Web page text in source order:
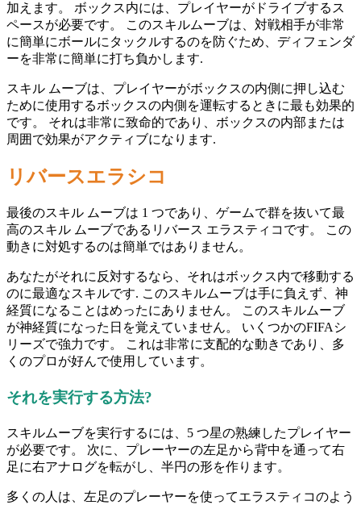
加えます。 ボックス内には、プレイヤーがドライブするス
ペースが必要です。 このスキルムーブは、対戦相手が非常
に簡単にボールにタックルするのを防ぐため、ディフェンダ
ーを非常に簡単に打ち負かします.
スキル ムーブは、プレイヤーがボックスの内側に押し込む
ために使用するボックスの内側を運転するときに最も効果的
です。 それは非常に致命的であり、ボックスの内部または
周囲で効果がアクティブになります.
リバースエラシコ
最後のスキル ムーブは 1 つであり、ゲームで群を抜いて最
高のスキル ムーブであるリバース エラスティコです。 この
動きに対処するのは簡単ではありません。
あなたがそれに反対するなら、それはボックス内で移動する
のに最適なスキルです. このスキルムーブは手に負えず、神
経質になることはめったにありません。 このスキルムーブ
が神経質になった日を覚えていません。 いくつかのFIFAシ
リーズで強力です。 これは非常に支配的な動きであり、多
くのプロが好んで使用しています。
それを実行する方法?
スキルムーブを実行するには、5 つ星の熟練したプレイヤー
が必要です。 次に、プレーヤーの左足から背中を通って右
足に右アナログを転がし、半円の形を作ります。
多くの人は、左足のプレーヤーを使ってエラスティコのよう